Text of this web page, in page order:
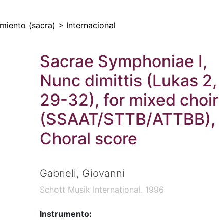
(sacra) > Internacional
Sacrae Symphoniae I,
Nunc dimittis (Lukas 2,
29-32), for mixed choir
(SSAAT/STTB/ATTBB),
Choral score
Gabrieli, Giovanni
Schott Musik International. 1996
Instrumento: